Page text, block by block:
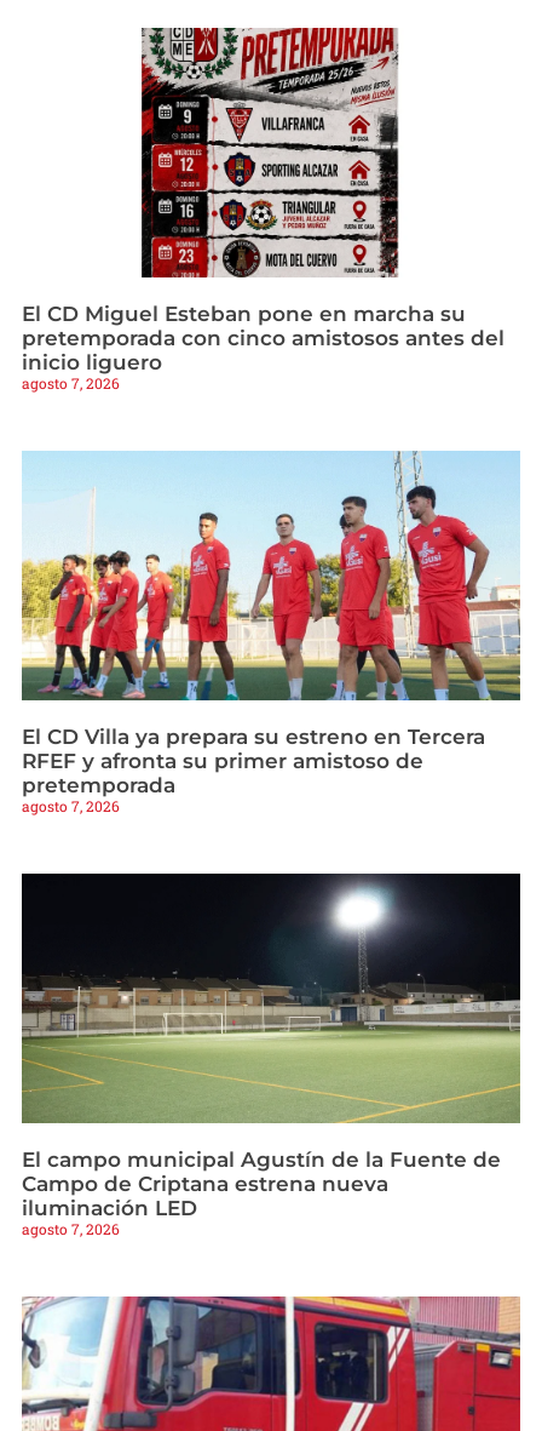
El CD Miguel Esteban pone en marcha su
pretemporada con cinco amistosos antes del
inicio liguero
agosto 7, 2026
El CD Villa ya prepara su estreno en Tercera
RFEF y afronta su primer amistoso de
pretemporada
agosto 7, 2026
El campo municipal Agustín de la Fuente de
Campo de Criptana estrena nueva
iluminación LED
agosto 7, 2026